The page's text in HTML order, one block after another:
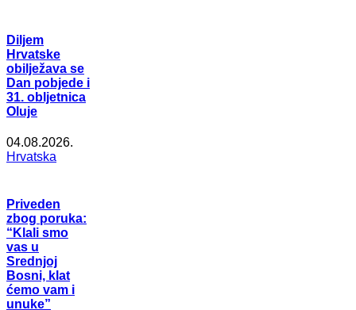
Diljem
Hrvatske
obilježava se
Dan pobjede i
31. obljetnica
Oluje
04.08.2026.
Hrvatska
Priveden
zbog poruka:
“Klali smo
vas u
Srednjoj
Bosni, klat
ćemo vam i
unuke”